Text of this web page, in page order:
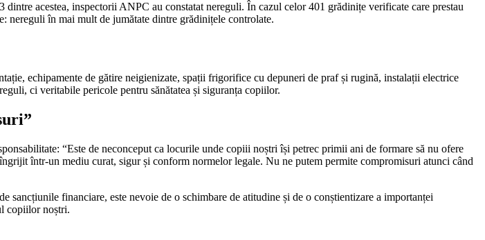
acestea, inspectorii ANPC au constatat nereguli. În cazul celor 401 grădinițe verificate care prestau
nereguli în mai mult de jumătate dintre grădinițele controlate.
echipamente de gătire neigienizate, spații frigorifice cu depuneri de praf și rugină, instalații electrice
ci veritabile pericole pentru sănătatea și siguranța copiilor.
“Este de neconceput ca locurile unde copiii noștri își petrec primii ani de formare să nu ofere
într-un mediu curat, sigur și conform normelor legale. Nu ne putem permite compromisuri atunci când
financiare, este nevoie de o schimbare de atitudine și de o conștientizare a importanței
copiilor noștri.